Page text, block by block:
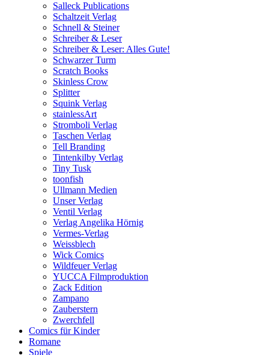
Salleck Publications
Schaltzeit Verlag
Schnell & Steiner
Schreiber & Leser
Schreiber & Leser: Alles Gute!
Schwarzer Turm
Scratch Books
Skinless Crow
Splitter
Squink Verlag
stainlessArt
Stromboli Verlag
Taschen Verlag
Tell Branding
Tintenkilby Verlag
Tiny Tusk
toonfish
Ullmann Medien
Unser Verlag
Ventil Verlag
Verlag Angelika Hörnig
Vermes-Verlag
Weissblech
Wick Comics
Wildfeuer Verlag
YUCCA Filmproduktion
Zack Edition
Zampano
Zauberstern
Zwerchfell
Comics für Kinder
Romane
Spiele